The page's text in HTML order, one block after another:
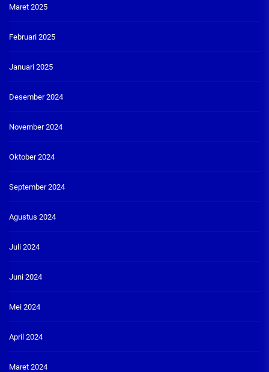
Maret 2025
Februari 2025
Januari 2025
Desember 2024
November 2024
Oktober 2024
September 2024
Agustus 2024
Juli 2024
Juni 2024
Mei 2024
April 2024
Maret 2024